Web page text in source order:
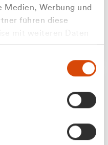
Medien, Werbung und
führen diese
haben oder